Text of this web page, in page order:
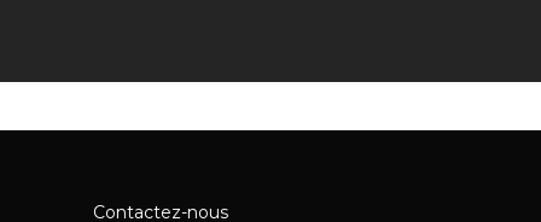
Contactez-nous